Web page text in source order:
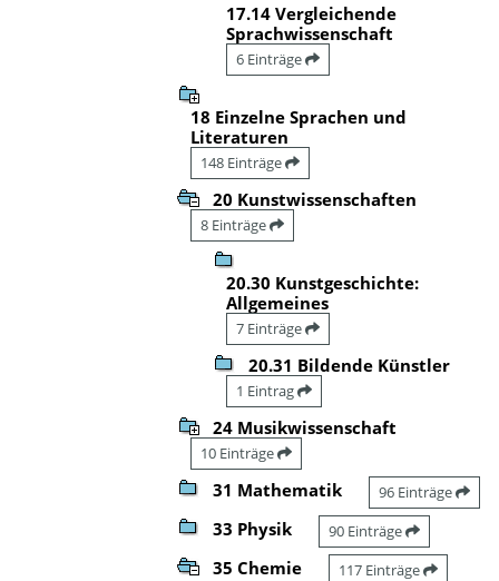
17.14 Vergleichende
Sprachwissenschaft
6 Einträge
18 Einzelne Sprachen und
Literaturen
148 Einträge
20 Kunstwissenschaften
8 Einträge
20.30 Kunstgeschichte:
Allgemeines
7 Einträge
20.31 Bildende Künstler
1 Eintrag
24 Musikwissenschaft
10 Einträge
31 Mathematik 96 Einträge
33 Physik 90 Einträge
35 Chemie 117 Einträge